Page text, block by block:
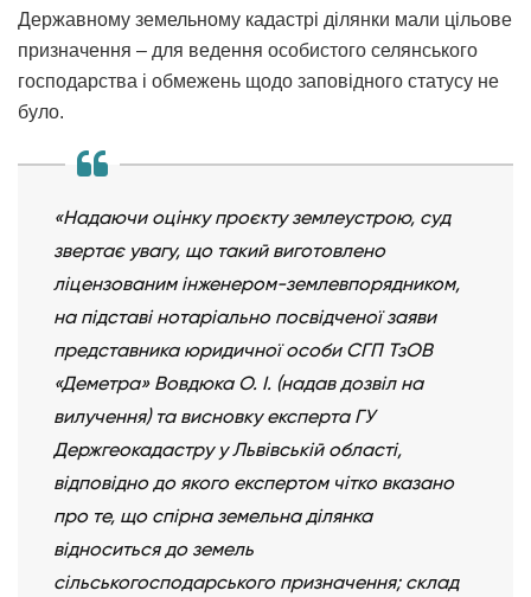
Державному земельному кадастрі ділянки мали цільове
призначення – для ведення особистого селянського
господарства і обмежень щодо заповідного статусу не
було.
«Надаючи оцінку проєкту землеустрою, суд
звертає увагу, що такий виготовлено
ліцензованим інженером-землевпорядником,
на підставі нотаріально посвідченої заяви
представника юридичної особи СГП ТзОВ
«Деметра» Вовдюка О. І. (надав дозвіл на
вилучення) та висновку експерта ГУ
Держгеокадастру у Львівській області,
відповідно до якого експертом чітко вказано
про те, що спірна земельна ділянка
відноситься до земель
сільськогосподарського призначення; склад